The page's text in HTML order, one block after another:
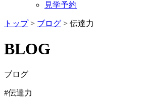
見学予約
トップ> ブログ > 伝達力
BLOG
ブログ
#伝達力